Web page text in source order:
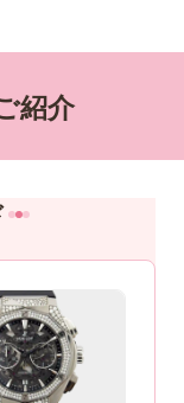
紹介